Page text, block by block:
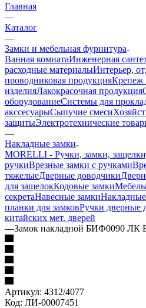
Главная
—
Каталог
—
Замки и мебельная фурнитура
Ванная комнатаИнженерная
расходные материалыИнтерьер,
проводниковая продукцияКрепеж
изделияЛакокрасочная продукция
оборудованиеСистемы для
акссесуарыСыпучие смеси
защитыЭлектротехнические
—
Накладные замки
MORELLI - Ручки, замки,
ручкиВрезные замки с ручками
тяжелыеДверные доводчики
для защелокКодовые замки
секретаНавесные замки
планки для замковРучки дверные
китайских мет. дверей
—Замок накладной БИФ0090 ЛК
Артикул: 4312/4077
Код: ЛИ-00007451